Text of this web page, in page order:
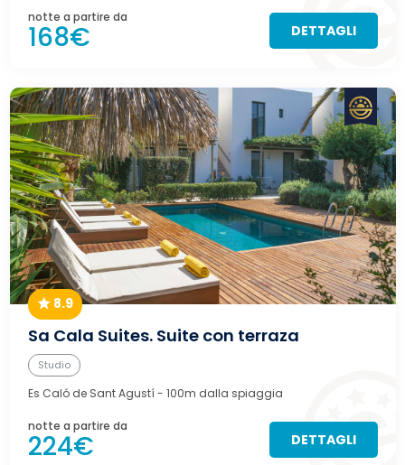
notte a partire da
168€ DETTAGLI
8.9
Sa Cala Suites. Suite con terraza
Studio
Es Caló de Sant Agustí- 100m dalla spiaggia
notte a partire da
224€ DETTAGLI